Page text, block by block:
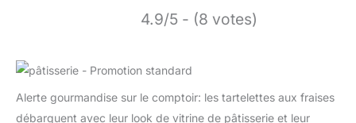
4.9/5 - (8 votes)
Alerte gourmandise sur le comptoir: les tartelettes aux fraises
débarquent avec leur look de vitrine de pâtisserie et leur